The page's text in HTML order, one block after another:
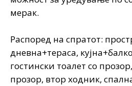
мерак.
Распоред на спратот:
дневна+тераса,
гостински тоалет со
прозор, втор ходник,